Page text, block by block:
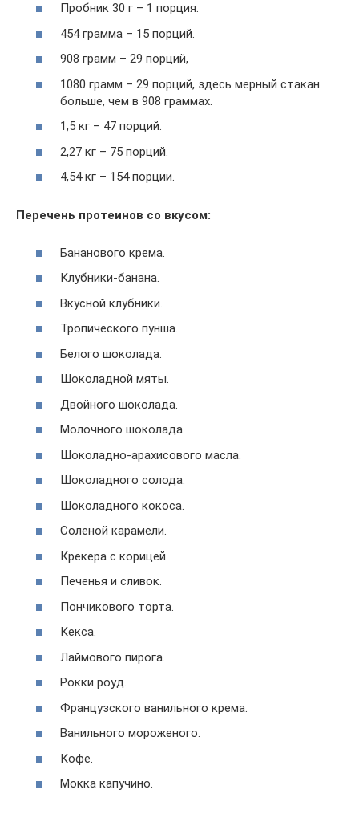
Пробник 30 г – 1 порция.
454 грамма – 15 порций.
908 грамм – 29 порций,
1080 грамм – 29 порций, здесь мерный стакан
больше, чем в 908 граммах.
1,5 кг – 47 порций.
2,27 кг – 75 порций.
4,54 кг – 154 порции.
Перечень протеинов со вкусом:
Бананового крема.
Клубники-банана.
Вкусной клубники.
Тропического пунша.
Белого шоколада.
Шоколадной мяты.
Двойного шоколада.
Молочного шоколада.
Шоколадно-арахисового масла.
Шоколадного солода.
Шоколадного кокоса.
Соленой карамели.
Крекера с корицей.
Печенья и сливок.
Пончикового торта.
Кекса.
Лаймового пирога.
Рокки роуд.
Французского ванильного крема.
Ванильного мороженого.
Кофе.
Мокка капучино.